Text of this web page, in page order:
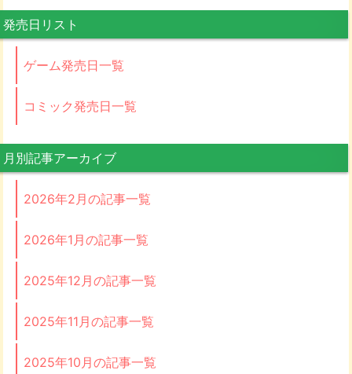
発売日リスト
ゲーム発売日一覧
コミック発売日一覧
月別記事アーカイブ
2026年2月の記事一覧
2026年1月の記事一覧
2025年12月の記事一覧
2025年11月の記事一覧
2025年10月の記事一覧